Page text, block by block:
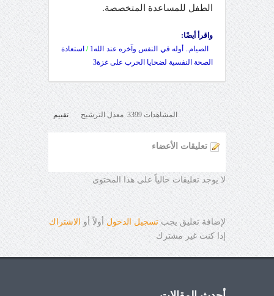
الطفل للمساعدة المتخصصة.
واقرأ أيضًا:
الصيام.. أوله في النفس وآخره عند الله1
/ استعادة
الصحة النفسية لضحايا الحرب على غزة3
المشاهدات 3399 معدل الترشيح تقييم
تعليقات الأعضاء
لا يوجد تعليقات حالياً على هذا المحتوى
لإضافة تعليق يجب تسجيل الدخول أولاً أو
الاشتراك
إذا كنت غير مشترك